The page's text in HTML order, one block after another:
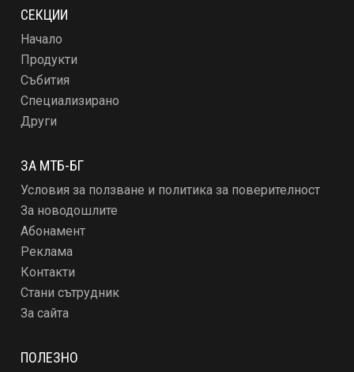
СЕКЦИИ
Начало
Продукти
Събития
Специализирано
Други
ЗА МТБ-БГ
Условия за ползване и политика за поверителност
За новодошлите
Абонамент
Реклама
Контакти
Стани сътрудник
За сайта
ПОЛЕЗНО